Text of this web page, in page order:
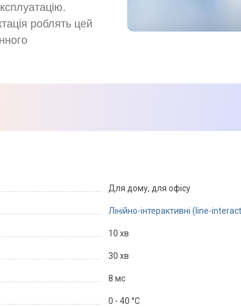
роблять цей
Для дому, для офісу
Лінійно-інтерактивні (line-
10 хв
30 хв
8 мс
0 - 40 °C